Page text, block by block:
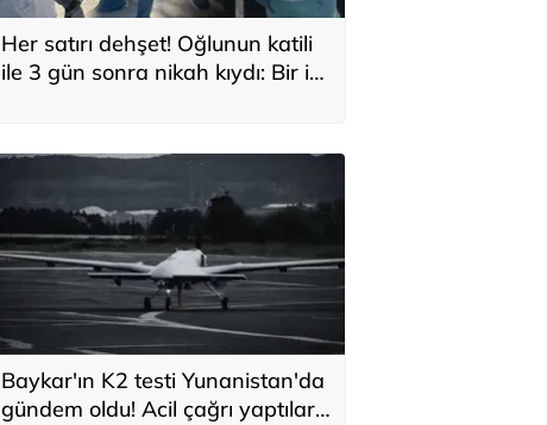
Her satırı dehşet! Oğlunun katili
ile 3 gün sonra nikah kıydı: Bir iki
Baykar'ın K2 testi Yunanistan'da
gündem oldu! Acil çağrı yaptılar...